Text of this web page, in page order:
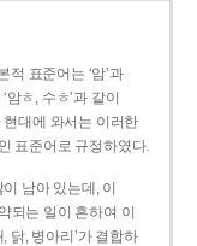
적 표준어는 ‘암’과
암ㅎ, 수ㅎ’과 같이
현대에 와서는 이러한
표준어로 규정하였다.
남아 있는데, 이
되는 일이 흔하여 이
닭, 병아리’가 결합하